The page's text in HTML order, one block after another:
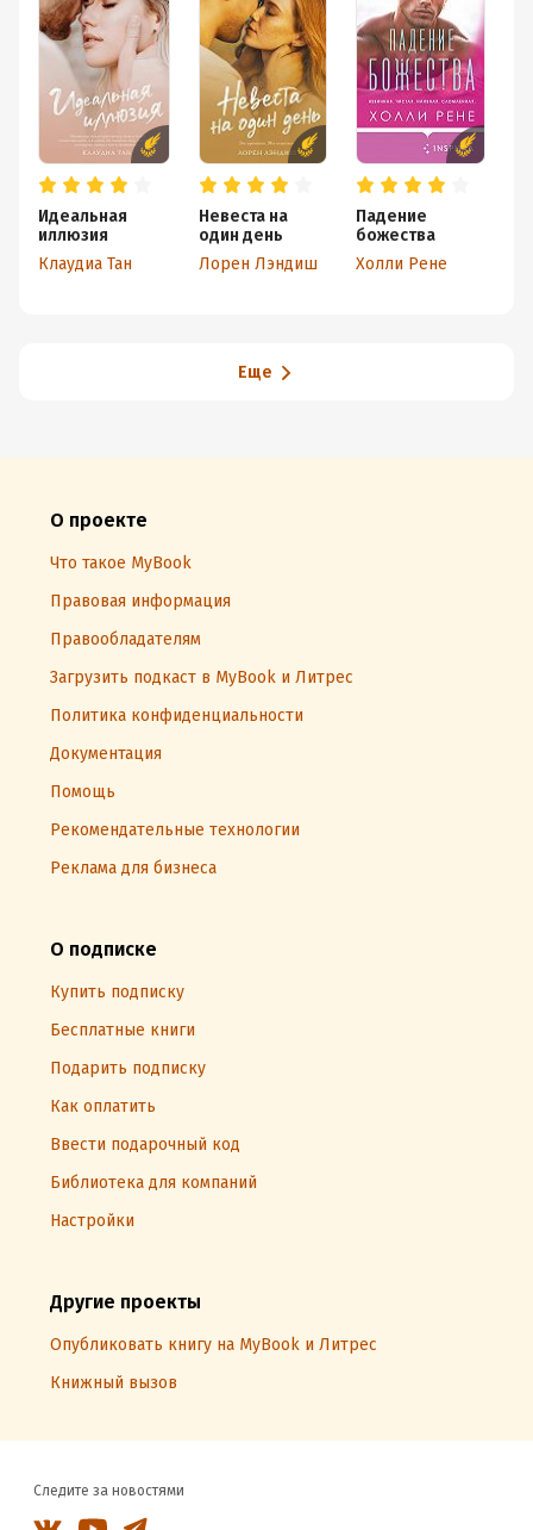
Идеальная
иллюзия
Клаудиа Тан
Невеста на
один день
Лорен Лэндиш
Падение
божества
Холли Рене
Еще
О проекте
Что такое MyBook
Правовая информация
Правообладателям
Загрузить подкаст в MyBook и Литрес
Политика конфиденциальности
Документация
Помощь
Рекомендательные технологии
Реклама для бизнеса
О подписке
Купить подписку
Бесплатные книги
Подарить подписку
Как оплатить
Ввести подарочный код
Библиотека для компаний
Настройки
Другие проекты
Опубликовать книгу на MyBook и Литрес
Книжный вызов
Следите за новостями